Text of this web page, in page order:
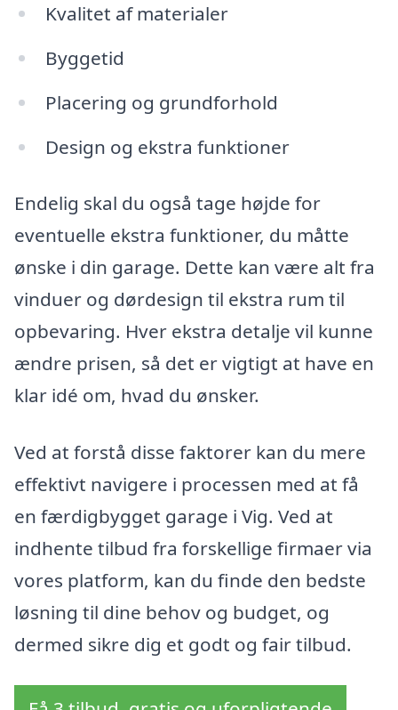
Kvalitet af materialer
Byggetid
Placering og grundforhold
Design og ekstra funktioner
Endelig skal du også tage højde for
eventuelle ekstra funktioner, du måtte
ønske i din garage. Dette kan være alt fra
vinduer og dørdesign til ekstra rum til
opbevaring. Hver ekstra detalje vil kunne
ændre prisen, så det er vigtigt at have en
klar idé om, hvad du ønsker.
Ved at forstå disse faktorer kan du mere
effektivt navigere i processen med at få
en færdigbygget garage i Vig. Ved at
indhente tilbud fra forskellige firmaer via
vores platform, kan du finde den bedste
løsning til dine behov og budget, og
dermed sikre dig et godt og fair tilbud.